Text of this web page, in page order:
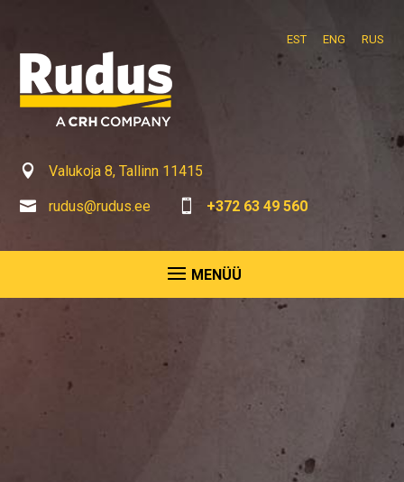
EST ENG RUS
 Valukoja 8, Tallinn 11415
 rudus@rudus.ee  +372 63 49 560